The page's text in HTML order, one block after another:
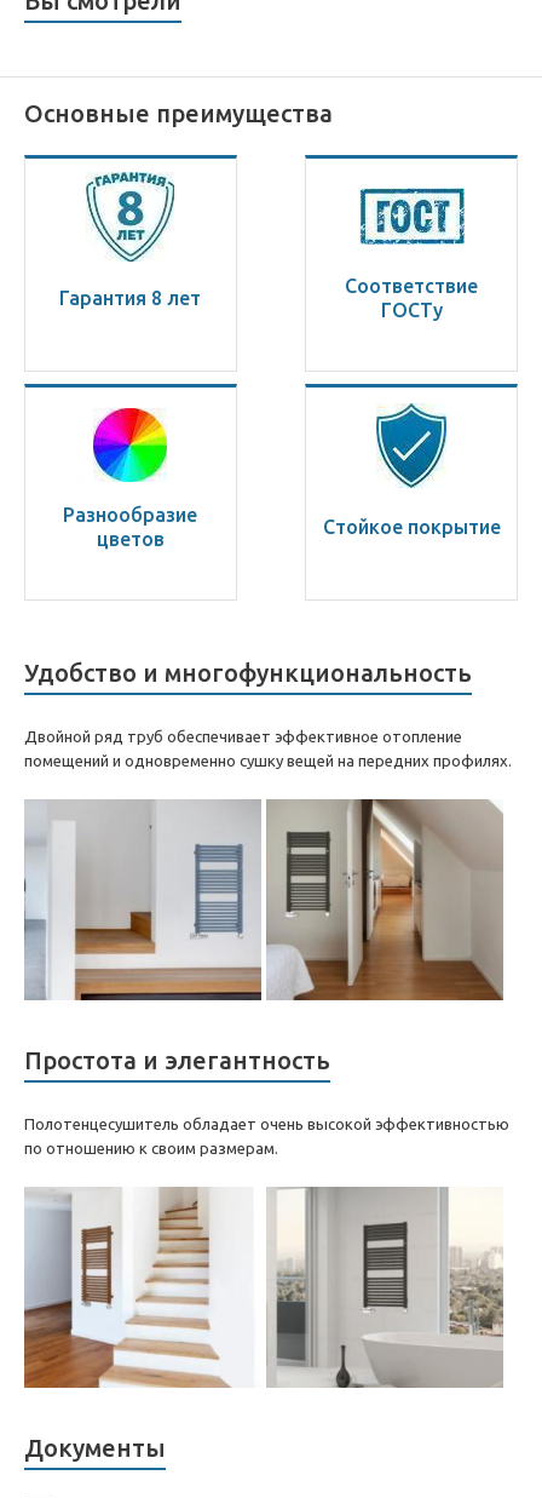
Основные преимущества
Гарантия 8 лет
Соответствие
ГОСТу
Разнообразие
цветов
Стойкое покрытие
Удобство и многофункциональность
Двойной ряд труб обеспечивает эффективное отопление
помещений и одновременно сушку вещей на передних профилях.
Простота и элегантность
Полотенцесушитель обладает очень высокой эффективностью
по отношению к своим размерам.
Документы